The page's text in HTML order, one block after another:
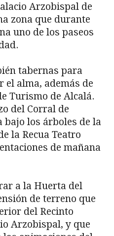
Arzobispal de
zona que durante
uno de los paseos
tabernas para
el alma, además de
Turismo de Alcalá.
del Corral de
bajo los árboles de la
la Recua Teatro
de mañana
a la Huerta del
de terreno que
del Recinto
Arzobispal, y que